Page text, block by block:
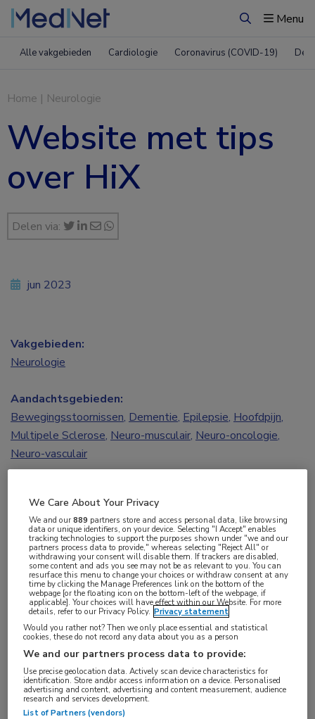
ZoekenMenu
Alle vakgebieden Cardiologie Coronavirus (COVID-19)
Home | Neurologie
Website met tips
over HiX
Delen via:
Hixtips.nl staat vol met tips en handigheidjes
over het gebruik van het elektronisch
patiëntendossier HiX. Stefan Knapen en Ronald
Bierings, aios neurologie in het LUMC in Leiden,
hebben de website opgezet.
Waarom deze website?
Stefan: “Veel mensen hebben moeite met het
gebruik van HiX. Ronald en ik zijn altijd bezig met
jun 2023
Vakgebieden:
Neurologie
Aandachtsgebieden:
Bewegingsstoornissen, Dementie, Epilepsie, Hoofdpijn,
Multipele Sclerose, Neuro-musculair, Neuro-oncologie,
Neuro-vasculair
EPDWe Care About Your Privacy
We and our889 partners store and access personal data, like browsing
data or unique identifiers, on your device. Selecting "I Accept" enables
tracking technologies to support the purposes shown under "we and our
partners process data to provide," whereas selecting "Reject All" or
withdrawing your consent will disable them. If trackers are disabled,
some content and ads you see may not be as relevant to you. You can
resurface this menu to change your choices or withdraw consent at any
time by clicking the Manage Preferences link on the bottom of the
webpage [or the floating icon on the bottom-left of the webpage, if
applicable]. Your choices will have effect within our Website. For more
details, refer to our Privacy Policy. Privacy statement
Would you rather not? Then we only place essential and statistical
cookies, these do not record any data about you as a person
We and our partners process data to provide:
Use precise geolocation data. Actively scan device characteristics for
identification. Store and/or access information on a device. Personalised
advertising and content, advertising and content measurement, audience
research and services development.
List of Partners (vendors)